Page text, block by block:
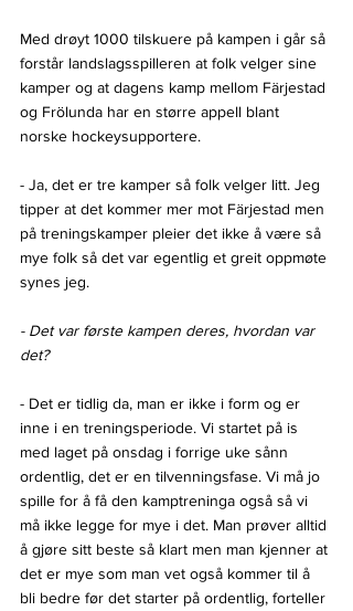
Med drøyt 1000 tilskuere på kampen i går så
forstår landslagsspilleren at folk velger sine
kamper og at dagens kamp mellom Färjestad
og Frölunda har en større appell blant
norske hockeysupportere.
- Ja, det er tre kamper så folk velger litt. Jeg
tipper at det kommer mer mot Färjestad men
på treningskamper pleier det ikke å være så
mye folk så det var egentlig et greit oppmøte
synes jeg.
- Det var første kampen deres, hvordan var
det?
- Det er tidlig da, man er ikke i form og er
inne i en treningsperiode. Vi startet på is
med laget på onsdag i forrige uke sånn
ordentlig, det er en tilvenningsfase. Vi må jo
spille for å få den kamptreninga også så vi
må ikke legge for mye i det. Man prøver alltid
å gjøre sitt beste så klart men man kjenner at
det er mye som man vet også kommer til å
bli bedre før det starter på ordentlig, forteller